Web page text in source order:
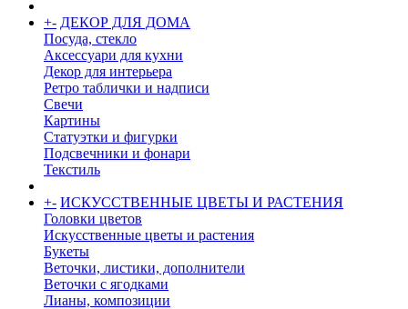
+- ДЕКОР ДЛЯ ДОМА
Посуда, стекло
Аксессуари для кухни
Декор для интерьера
Ретро таблички и надписи
Свечи
Картины
Статуэтки и фигурки
Подсвечники и фонари
Текстиль
+- ИСКУССТВЕННЫЕ ЦВЕТЫ И РАСТЕНИЯ
Головки цветов
Искусственные цветы и растения
Букеты
Веточки, листики, дополнители
Веточки с ягодками
Лианы, композиции